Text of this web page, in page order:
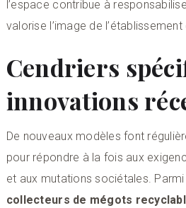
l’espace contribue à
valorise l’image de l’établissement
Cendriers
innovations
De nouveaux modèles font
pour répondre à la fois aux
et aux mutations sociétales.
collecteurs de mégots